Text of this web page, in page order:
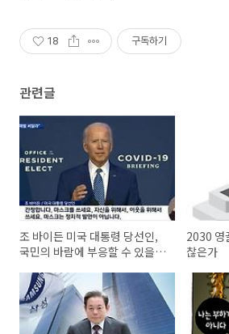
18 구독하기
관련글
조 바이든 미국 대통령 당선인,
국민의 바람에 부응할 수 있을
2030 영
찮은가